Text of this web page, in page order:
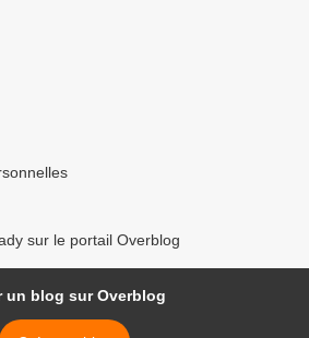
sur le portail Overblog
un blog sur Overblog